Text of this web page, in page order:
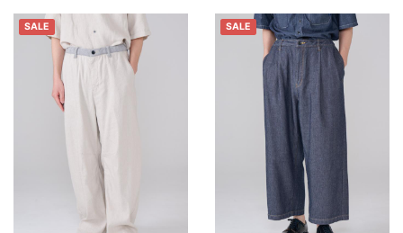
SALE SALE